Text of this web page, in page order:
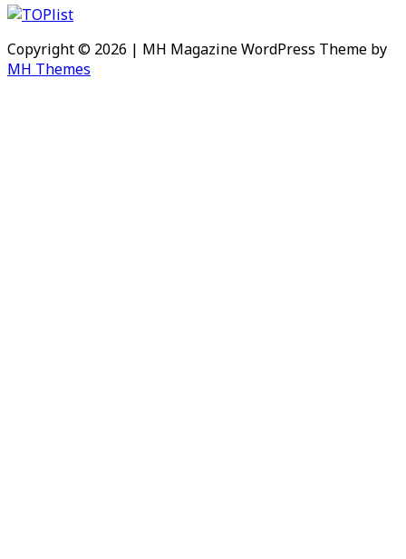
Copyright © 2026 | MH Magazine WordPress Theme by
MH Themes